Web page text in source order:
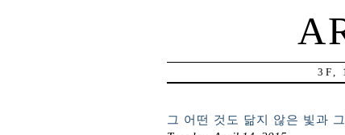
3F,
그 어떤 것도 닮지 않은 빛과